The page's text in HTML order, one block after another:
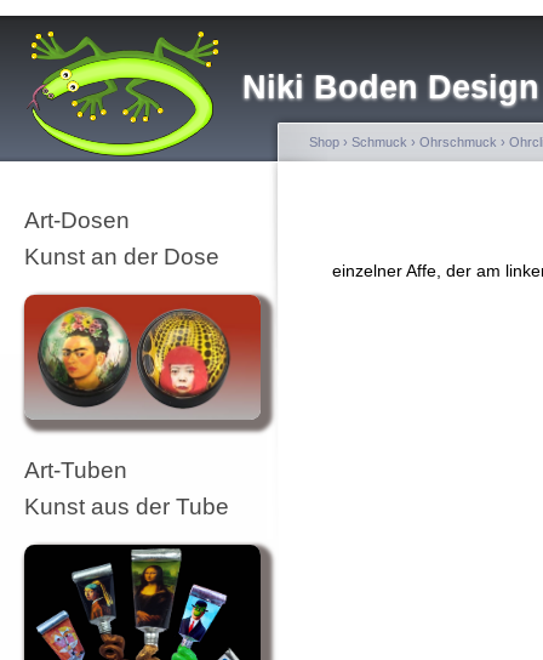
Niki Boden Design
Art-Dosen
Kunst an der Dose
Art-Tuben
Kunst aus der Tube
Shop › Schmuck › Ohrschmuck ›
einzelner Affe, der am